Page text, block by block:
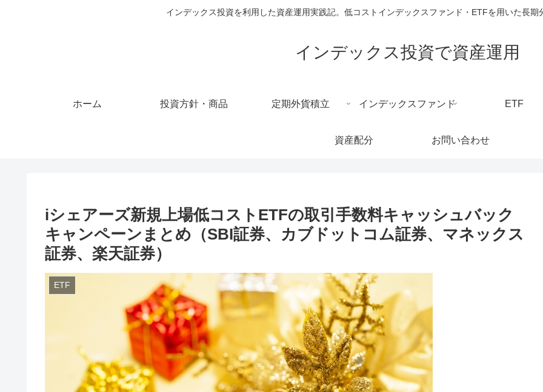
インデックス投資を利用した資産運用実践記。低コストインデックスファンド・ETFを用いた長期
インデックス投資で資産運用
ホーム 投資方針・商品 定期外貨積立 インデックスファンド ETF
資産配分 お問い合わせ
iシェアーズ新規上場低コストETFの取引手数料キャッシュバック
キャンペーンまとめ（SBI証券、カブドットコム証券、マネックス
証券、楽天証券）
ETF